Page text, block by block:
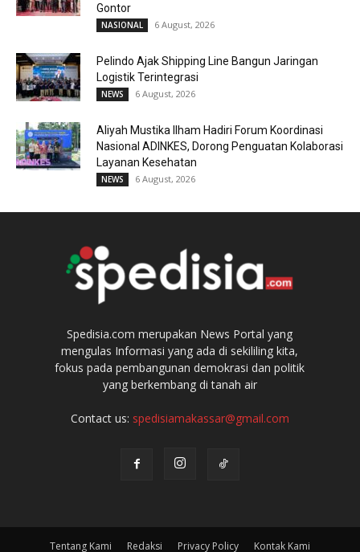
Gontor
NASIONAL 6 August, 2026
Pelindo Ajak Shipping Line Bangun Jaringan
Logistik Terintegrasi
NEWS 6 August, 2026
Aliyah Mustika Ilham Hadiri Forum Koordinasi
Nasional ADINKES, Dorong Penguatan Kolaborasi
Layanan Kesehatan
NEWS 6 August, 2026
Spedisia.com merupakan News Portal yang
mengulas Informasi yang ada di sekililing kita,
fokus pada pembangunan demokrasi dan politik
yang berkembang di tanah air
Contact us: spedisiamakassar@gmail.com
Tentang Kami Redaksi Privacy Policy Kontak Kami